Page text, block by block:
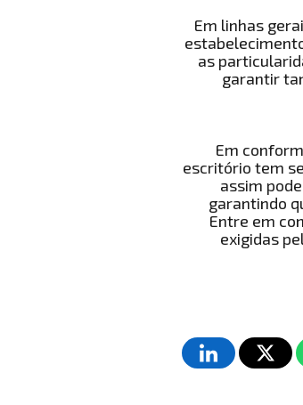
Em linhas
as
garantir
Em
escritório tem
assim
garantindo
Entre em
exigidas